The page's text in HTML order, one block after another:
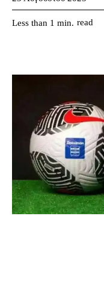
Less than 1 min. read